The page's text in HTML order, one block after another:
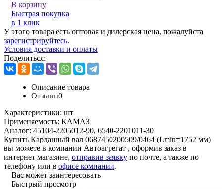
В корзину
Быстрая покупка
в 1 клик
У этого товара есть оптовая и дилерская цена, пожалуйста
зарегистрируйтесь.
Условия доставки и оплаты
Поделиться:
Описание товара
Отзывы0
Характеристики: шт
Применяемость: КАМАЗ
Аналог: 45104-2205012-90, 6540-2201011-30
Купить Карданный вал 0687450200509/0464 (Lmin=1752 мм)
вы можете в компании Автоагрегат , оформив заказ в
интернет магазине, отправив заявку по почте, а также по
телефону или в офисе компании.
Вас может заинтересовать
Быстрый просмотр